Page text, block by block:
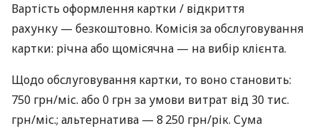
Вартість оформлення картки / відкриття
рахунку — безкоштовно. Комісія за обслуговування
картки: річна або щомісячна — на вибір клієнта.
Щодо обслуговування картки, то воно становить:
750 грн/міс. або 0 грн за умови витрат від 30 тис.
грн/міс.; альтернатива — 8 250 грн/рік. Сума